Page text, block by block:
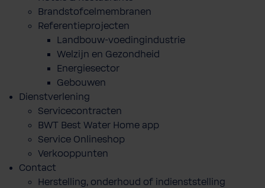
Brandstofcelmembranen
Referentieprojecten
Landbouw-voedingindustrie
Welzijn en Gezondheid
Energiesector
Gebouwen
Dienstverlening
Servicecontracten
BWT Best Water Home app
Service Onlineshop
Verkooppunten
Contact
Herstelling, onderhoud of indienststelling